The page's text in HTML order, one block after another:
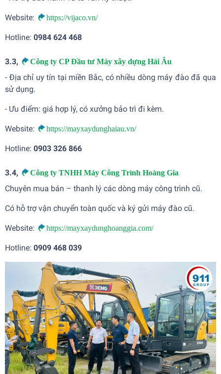
Website: https://vijaco.vn/
Hotline: 0984 624 468
3.3, Công ty CP Đầu tư Máy xây dựng Hải Âu
- Địa chỉ uy tín tại miền Bắc, có nhiều dòng máy đào đã qua
sử dụng.
- Ưu điểm: giá hợp lý, có xưởng bảo trì đi kèm.
Website: https://mayxaydunghaiau.vn/
Hotline: 0903 326 866
3.4, Công ty TNHH Máy Công Trình Hoàng Gia
Chuyên mua bán – thanh lý các dòng máy công trình cũ.
Có hỗ trợ vận chuyển toàn quốc và ký gửi máy đào cũ.
Website: https://mayxaydunghoanggia.com/
Hotline: 0909 468 039